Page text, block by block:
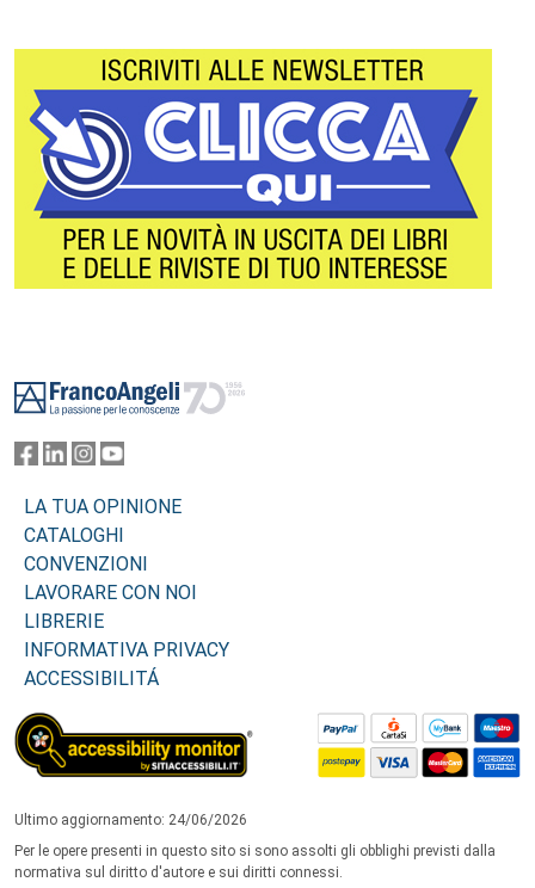
LA TUA OPINIONE
CATALOGHI
CONVENZIONI
LAVORARE CON NOI
LIBRERIE
INFORMATIVA PRIVACY
ACCESSIBILITÁ
Ultimo aggiornamento: 24/06/2026
Per le opere presenti in questo sito si sono assolti gli obblighi previsti dalla
normativa sul diritto d'autore e sui diritti connessi.